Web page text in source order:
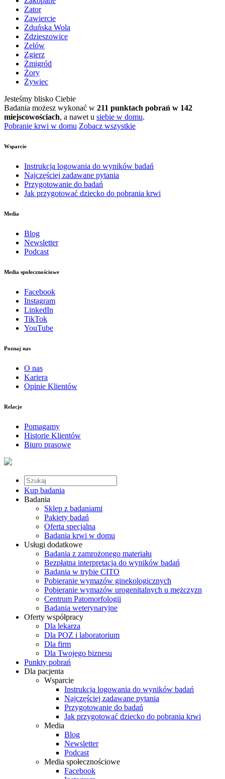
Zator
Zawiercie
Zduńska Wola
Zdzieszowice
Zelów
Zgierz
Żmigród
Żory
Żywiec
Jesteśmy blisko Ciebie
Badania możesz wykonać w 211 punktach pobrań w 142
miejscowościach, a nawet u siebie w domu.
Pobranie krwi w domu Zobacz wszystkie
Wsparcie
Instrukcja logowania do wyników badań
Najczęściej zadawane pytania
Przygotowanie do badań
Jak przygotować dziecko do pobrania krwi
Media
Blog
Newsletter
Podcast
Media społecznościowe
Facebook
Instagram
LinkedIn
TikTok
YouTube
Poznaj nas
O nas
Kariera
Opinie Klientów
Relacje
Pomagamy
Historie Klientów
Biuro prasowe
Kup badania
Badania
Sklep z badaniami
Pakiety badań
Oferta specjalna
Badania krwi w domu
Usługi dodatkowe
Badania z zamrożonego materiału
Bezpłatna interpretacja do wyników badań
Badania w trybie CITO
Pobieranie wymazów ginekologicznych
Pobieranie wymazów urogenitalnych u mężczyzn
Centrum Patomorfologii
Badania weterynaryjne
Oferty współpracy
Dla lekarza
Dla POZ i laboratorium
Dla firm
Dla Twojego biznesu
Punkty pobrań
Dla pacjenta
Wsparcie
Instrukcja logowania do wyników badań
Najczęściej zadawane pytania
Przygotowanie do badań
Jak przygotować dziecko do pobrania krwi
Media
Blog
Newsletter
Podcast
Media społecznościowe
Facebook